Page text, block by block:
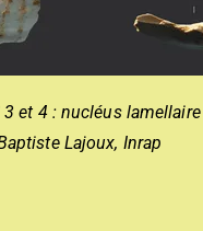
et 4 : nucléus
Lajoux, Inrap